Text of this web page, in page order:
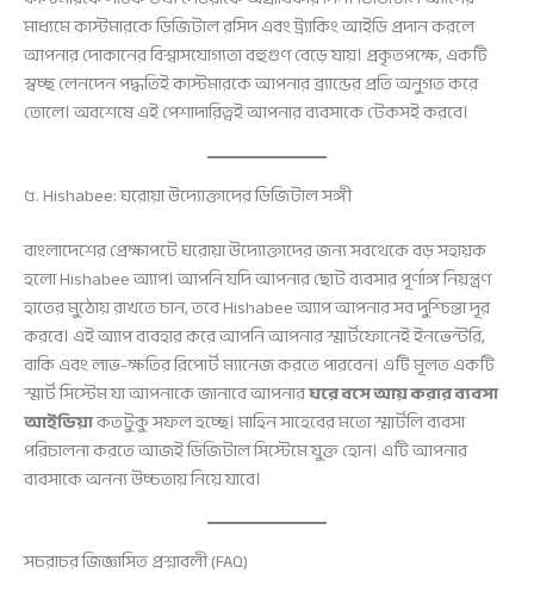
মাধ্যমে কাস্টমারকে ডিজিটাল রসিদ এবং ট্র্যাকিং আইডি প্রদান করলে
আপনার দোকানের বিশ্বাসযোগ্যতা বহুগুণ বেড়ে যায়। প্রকৃতপক্ষে, একটি
স্বচ্ছ লেনদেন পদ্ধতিই কাস্টমারকে আপনার ব্র্যান্ডের প্রতি অনুগত করে
তোলে। অবশেষে এই পেশাদারিত্বই আপনার ব্যবসাকে টেকসই করবে।
৫. Hishabee: ঘরোয়া উদ্যোক্তাদের ডিজিটাল সঙ্গী
বাংলাদেশের প্রেক্ষাপটে ঘরোয়া উদ্যোক্তাদের জন্য সবথেকে বড় সহায়ক
হলো Hishabee অ্যাপ। আপনি যদি আপনার ছোট ব্যবসার পূর্ণাঙ্গ নিয়ন্ত্রণ
হাতের মুঠোয় রাখতে চান, তবে Hishabee অ্যাপ আপনার সব দুশ্চিন্তা দূর
করবে। এই অ্যাপ ব্যবহার করে আপনি আপনার স্মার্টফোনেই ইনভেন্টরি,
বাকি এবং লাভ-ক্ষতির রিপোর্ট ম্যানেজ করতে পারবেন। এটি মূলত একটি
স্মার্ট সিস্টেম যা আপনাকে জানাবে আপনারঘরে বসে আয় করার ব্যবসা
আইডিয়াকতটুকু সফল হচ্ছে। মাহিন সাহেবের মতো স্মার্টলি ব্যবসা
পরিচালনা করতে আজই ডিজিটাল সিস্টেমে যুক্ত হোন। এটি আপনার
ব্যবসাকে অনন্য উচ্চতায় নিয়ে যাবে।
সচরাচর জিজ্ঞাসিত প্রশ্নাবলী (FAQ)